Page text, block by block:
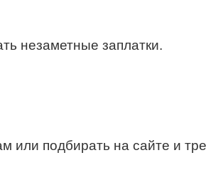
незаметные заплатки.
или подбирать на сайте и